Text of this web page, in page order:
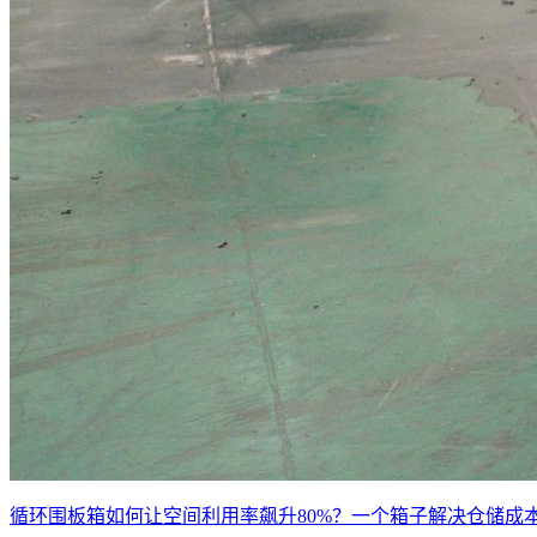
循环围板箱如何让空间利用率飙升80%？一个箱子解决仓储成